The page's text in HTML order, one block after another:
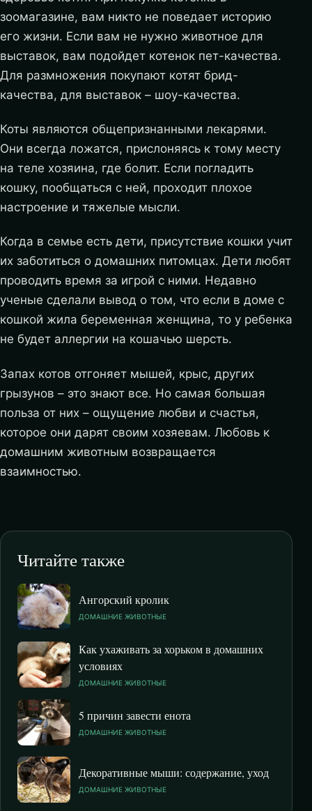
зоомагазине, вам никто не поведает историю
его жизни. Если вам не нужно животное для
выставок, вам подойдет котенок пет-качества.
Для размножения покупают котят брид-
качества, для выставок – шоу-качества.
Коты являются общепризнанными лекарями.
Они всегда ложатся, прислоняясь к тому месту
на теле хозяина, где болит. Если погладить
кошку, пообщаться с ней, проходит плохое
настроение и тяжелые мысли.
Когда в семье есть дети, присутствие кошки учит
их заботиться о домашних питомцах. Дети любят
проводить время за игрой с ними. Недавно
ученые сделали вывод о том, что если в доме с
кошкой жила беременная женщина, то у ребенка
не будет аллергии на кошачью шерсть.
Запах котов отгоняет мышей, крыс, других
грызунов – это знают все. Но самая большая
польза от них – ощущение любви и счастья,
которое они дарят своим хозяевам. Любовь к
домашним животным возвращается
взаимностью.
Читайте также
Ангорский кролик
ДОМАШНИЕ ЖИВОТНЫЕ
Как ухаживать за хорьком в домашних
условиях
ДОМАШНИЕ ЖИВОТНЫЕ
5 причин завести енота
ДОМАШНИЕ ЖИВОТНЫЕ
Декоративные мыши: содержание, уход
ДОМАШНИЕ ЖИВОТНЫЕ